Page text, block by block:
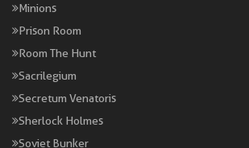
Minions
Prison Room
Room The Hunt
Sacrilegium
Secretum Venatoris
Sherlock Holmes
Soviet Bunker